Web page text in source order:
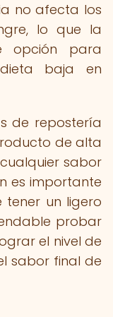
no afecta los
lo que la
opción para
baja en
de repostería
de alta
sabor
es importante
un ligero
probar
el nivel de
sabor final de